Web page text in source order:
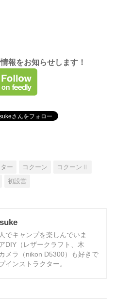
報をお知らせします！
ー コクーン
コクーンⅡ
初設営
でキャンプを楽しんでいま
DIY（レザークラフト、木
メラ（nikon D5300）も好きで
インストラクター。